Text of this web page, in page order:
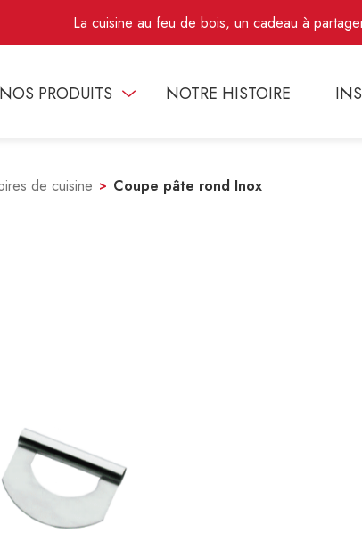
La cuisine au feu de bois, un cadeau à
NOS PRODUITS NOTRE HISTOIRE
de cuisine Coupe pâte rond Inox